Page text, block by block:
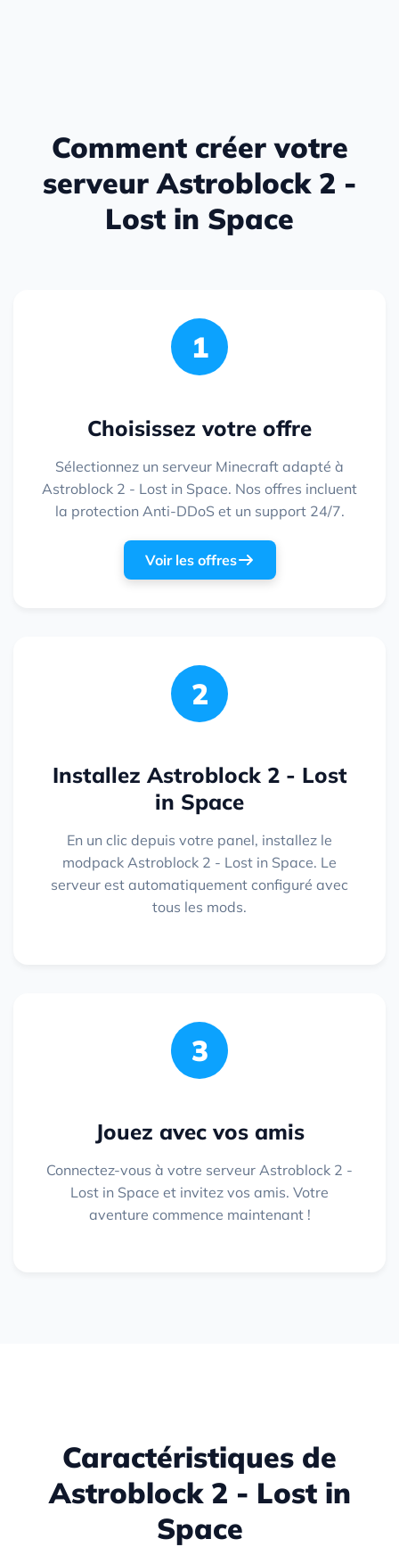
Comment créer votre
serveur Astroblock 2 -
Lost in Space
1
Choisissez votre offre
Sélectionnez un serveur Minecraft adapté à
Astroblock 2 - Lost in Space. Nos offres incluent
la protection Anti-DDoS et un support 24/7.
Voir les offres
2
Installez Astroblock 2 - Lost
in Space
En un clic depuis votre panel, installez le
modpack Astroblock 2 - Lost in Space. Le
serveur est automatiquement configuré avec
tous les mods.
3
Jouez avec vos amis
Connectez-vous à votre serveur Astroblock 2 -
Lost in Space et invitez vos amis. Votre
aventure commence maintenant !
Caractéristiques de
Astroblock 2 - Lost in
Space